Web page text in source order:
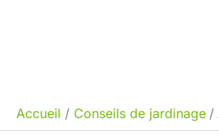
Accueil Conseils de jardinage